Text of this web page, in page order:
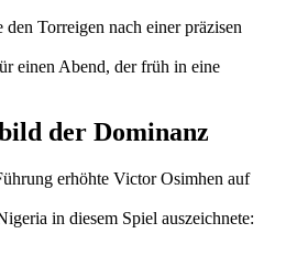
Torreigen nach einer präzisen
einen Abend, der früh in eine
der Dominanz
erhöhte Victor Osimhen auf
in diesem Spiel auszeichnete: